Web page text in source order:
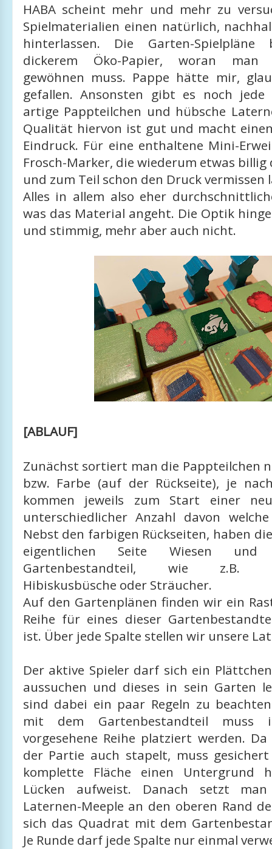
HABA scheint mehr und mehr zu
Spielmaterialien einen natürlich,
hinterlassen. Die Garten-Spielpläne
dickerem Öko-Papier, woran
gewöhnen muss. Pappe hätte mir,
gefallen. Ansonsten gibt es noch jede
artige Pappteilchen und hübsche
Qualität hiervon ist gut und macht
Eindruck. Für eine enthaltene Mini-
Frosch-Marker, die wiederum etwas billig
und zum Teil schon den Druck vermissen
Alles in allem also eher
was das Material angeht. Die Optik
und stimmig, mehr aber auch nicht.
[ABLAUF]
Zunächst sortiert man die Pappteilchen
bzw. Farbe (auf der Rückseite), je
kommen jeweils zum Start einer
unterschiedlicher Anzahl davon
Nebst den farbigen Rückseiten, haben
eigentlichen Seite Wiesen
Gartenbestandteil, wie z.B.
Hibiskusbüsche oder Sträucher.
Auf den Gartenplänen finden wir ein
Reihe für eines dieser
ist. Über jede Spalte stellen wir unsere
Der aktive Spieler darf sich ein
aussuchen und dieses in sein Garten
sind dabei ein paar Regeln zu
mit dem Gartenbestandteil
vorgesehene Reihe platziert werden.
der Partie auch stapelt, muss
komplette Fläche einen Untergrund
Lücken aufweist. Danach setzt
Laternen-Meeple an den oberen Rand
sich das Quadrat mit dem
Je Runde darf jede Spalte nur einmal